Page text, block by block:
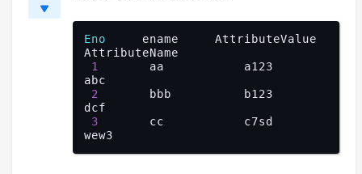
Eno
     ename     AttributeValue
AttributeName
1
       aa           a123
abc
2
       bbb          b123
dcf
3
       cc           c7sd